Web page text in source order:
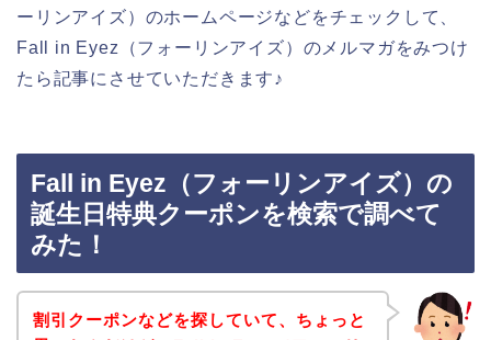
ーリンアイズ）のホームページなどをチェックして、
Fall in Eyez（フォーリンアイズ）のメルマガをみつけ
たら記事にさせていただきます♪
Fall in Eyez（フォーリンアイズ）の
誕生日特典クーポンを検索で調べて
みた！
割引クーポンなどを探していて、ちょっと